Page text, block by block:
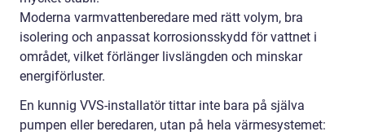
Moderna varmvattenberedare med rätt volym, bra
isolering och anpassat korrosionsskydd för vattnet i
området, vilket förlänger livslängden och minskar
energiförluster.
En kunnig VVS-installatör tittar inte bara på själva
pumpen eller beredaren, utan på hela värmesystemet: